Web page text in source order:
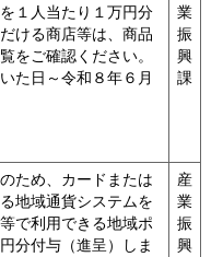
１人当たり１万円分
ける商店等は、商品
をご確認ください。
た日～令和８年６月
業
振
興
課
ため、カードまたは
地域通貨システムを
で利用できる地域ポ
分付与（進呈）しま
産
業
振
興